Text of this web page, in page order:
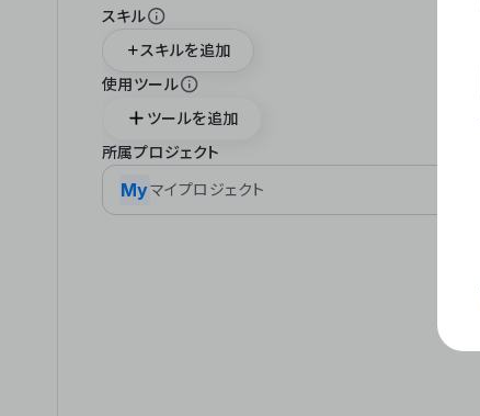
スキル
スキルを追加
使用ツール
ツールを追加
所属プロジェクト
Myマイプロジェクト